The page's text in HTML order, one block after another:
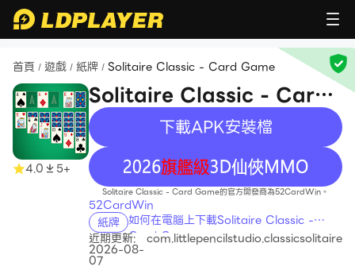
首頁 / 遊戲 / 紙牌 / Solitaire Classic - Card Game
4.0 5+
Solitaire Classic - Card
Game 下載APK安裝檔
recommend
Solitaire Classic - Card Game的官方開發商為52CardWin。
52CardWin
紙牌 如何在電腦上下載Solitaire Classic -
Card Game
近期更新:
2026-08-
07
com.littlepencilstudio.classicsolitaire